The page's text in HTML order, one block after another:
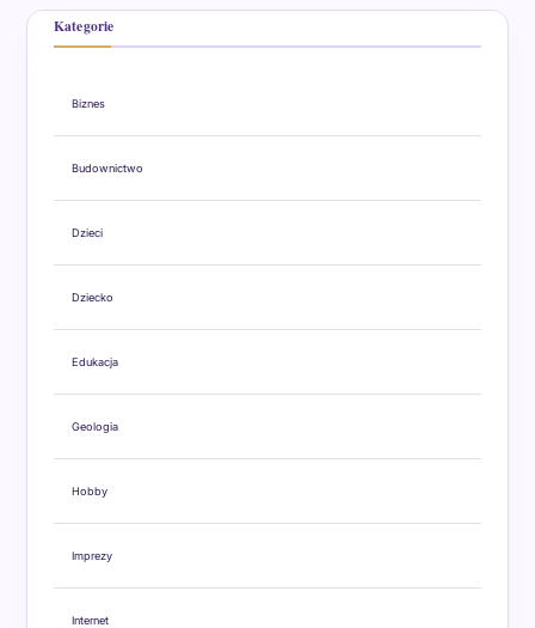
Kategorie
Biznes
Budownictwo
Dzieci
Dziecko
Edukacja
Geologia
Hobby
Imprezy
Internet